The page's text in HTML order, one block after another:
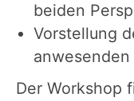
beiden
Vorstellung
Der Workshop